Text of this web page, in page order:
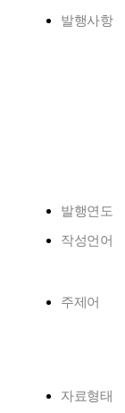
발행사항
발행연도
작성언어
주제어
자료형태